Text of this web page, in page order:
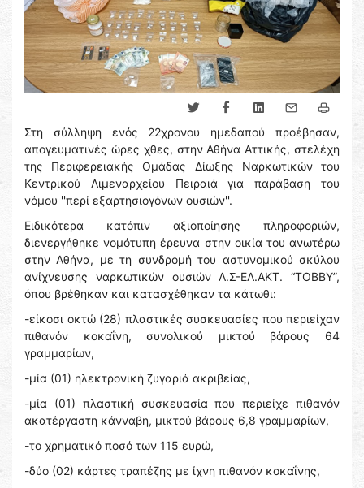
Στη σύλληψη ενός 22χρονου ημεδαπού προέβησαν,
απογευματινές ώρες χθες, στην Αθήνα Αττικής, στελέχη
της Περιφερειακής Ομάδας Δίωξης Ναρκωτικών του
Κεντρικού Λιμεναρχείου Πειραιά για παράβαση του
νόμου ''περί εξαρτησιογόνων ουσιών''.
Ειδικότερα κατόπιν αξιοποίησης πληροφοριών,
διενεργήθηκε νομότυπη έρευνα στην οικία του ανωτέρω
στην Αθήνα, με τη συνδρομή του αστυνομικού σκύλου
ανίχνευσης ναρκωτικών ουσιών Λ.Σ-ΕΛ.ΑΚΤ. “TOBBY”,
όπου βρέθηκαν και κατασχέθηκαν τα κάτωθι:
-είκοσι οκτώ (28) πλαστικές συσκευασίες που περιείχαν
πιθανόν κοκαΐνη, συνολικού μικτού βάρους 64
γραμμαρίων,
-μία (01) ηλεκτρονική ζυγαριά ακριβείας,
-μία (01) πλαστική συσκευασία που περιείχε πιθανόν
ακατέργαστη κάνναβη, μικτού βάρους 6,8 γραμμαρίων,
-το χρηματικό ποσό των 115 ευρώ,
-δύο (02) κάρτες τραπέζης με ίχνη πιθανόν κοκαΐνης,